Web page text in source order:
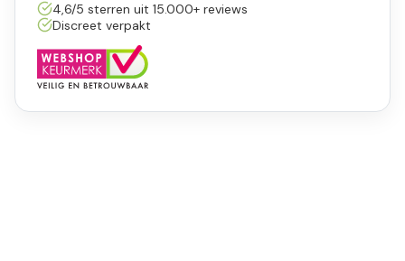
4,6/5 sterren uit 15.000+ reviews
Discreet verpakt